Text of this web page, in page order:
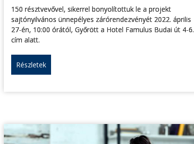
150 résztvevővel, sikerrel bonyolítottuk le a projekt
sajtónyilvános ünnepélyes zárórendezvényét 2022. április
27-én, 10:00 órától, Győrött a Hotel Famulus Budai út 4-6.
cím alatt.
Részletek